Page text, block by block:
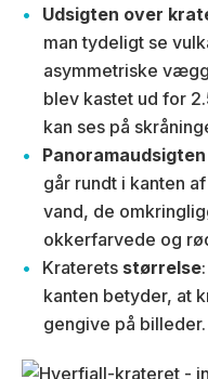
Udsigten over
man tydeligt se
asymmetriske
blev kastet ud for
kan ses på
går rundt i kanten
vand, de
okkerfarvede og
Kraterets størrelse
kanten betyder, at
gengive på billeder.